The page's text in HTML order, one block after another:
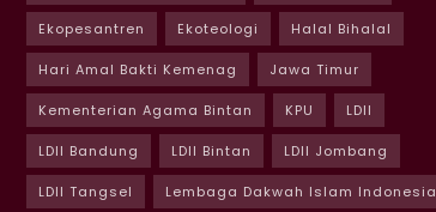
Ekopesantren Ekoteologi Halal Bihalal
Hari Amal Bakti Kemenag Jawa Timur
Kementerian Agama Bintan KPU LDII
LDII Bandung LDII Bintan LDII Jombang
LDII Tangsel Lembaga Dakwah Islam Indonesia